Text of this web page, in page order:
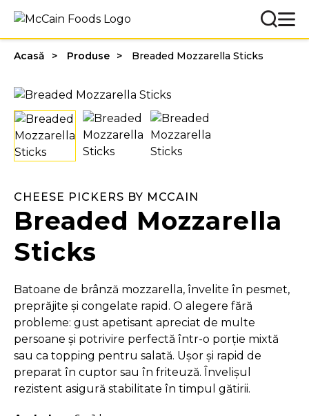
Acasă Produse Breaded Mozzarella Sticks
CHEESE PICKERS BY MCCAIN
Breaded Mozzarella
Sticks
Batoane de brânză mozzarella, învelite în pesmet,
preprăjite și congelate rapid. O alegere fără
probleme: gust apetisant apreciat de multe
persoane și potrivire perfectă într-o porție mixtă
sau ca topping pentru salată. Ușor și rapid de
preparat în cuptor sau în friteuză. Învelișul
rezistent asigură stabilitate în timpul gătirii.